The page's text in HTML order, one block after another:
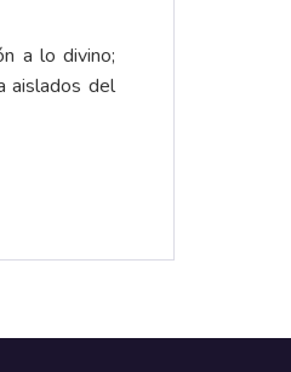
a lo divino;
aislados del